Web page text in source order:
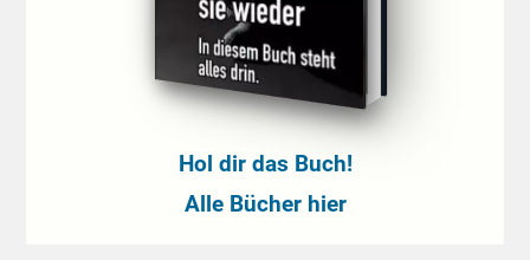
Hol dir das Buch!
Alle Bücher hier